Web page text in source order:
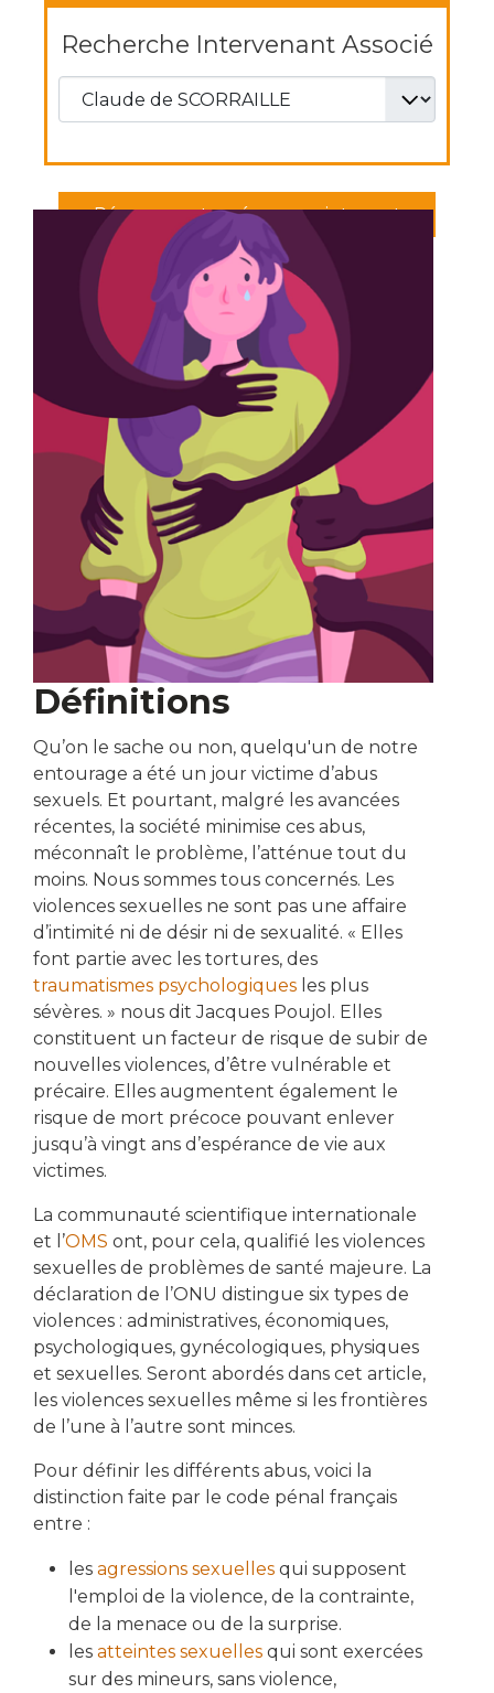
Recherche Intervenant Associé
Réservez votre séance maintenant
Définitions
Qu’on le sache ou non, quelqu'un de notre
entourage a été un jour victime d’abus
sexuels. Et pourtant, malgré les avancées
récentes, la société minimise ces abus,
méconnaît le problème, l’atténue tout du
moins. Nous sommes tous concernés. Les
violences sexuelles ne sont pas une affaire
d’intimité ni de désir ni de sexualité. « Elles
font partie avec les tortures, des
traumatismes psychologiques les plus
sévères. » nous dit Jacques Poujol. Elles
constituent un facteur de risque de subir de
nouvelles violences, d’être vulnérable et
précaire. Elles augmentent également le
risque de mort précoce pouvant enlever
jusqu’à vingt ans d’espérance de vie aux
victimes.
La communauté scientifique internationale
et l’OMS ont, pour cela, qualifié les violences
sexuelles de problèmes de santé majeure. La
déclaration de l’ONU distingue six types de
violences : administratives, économiques,
psychologiques, gynécologiques, physiques
et sexuelles. Seront abordés dans cet article,
les violences sexuelles même si les frontières
de l’une à l’autre sont minces.
Pour définir les différents abus, voici la
distinction faite par le code pénal français
entre :
les agressions sexuelles qui supposent
l'emploi de la violence, de la contrainte,
de la menace ou de la surprise.
les atteintes sexuelles qui sont exercées
sur des mineurs, sans violence,